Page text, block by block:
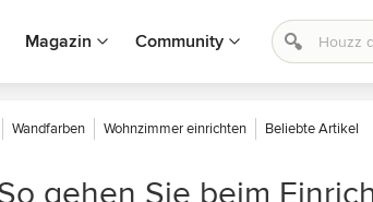
Magazin Community
Wandfarben Wohnzimmer einrichten Beliebte Artikel
gehen Sie beim